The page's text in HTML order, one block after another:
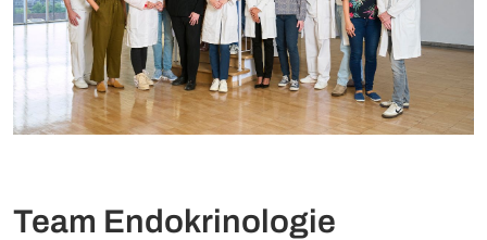
Team Endokrinologie